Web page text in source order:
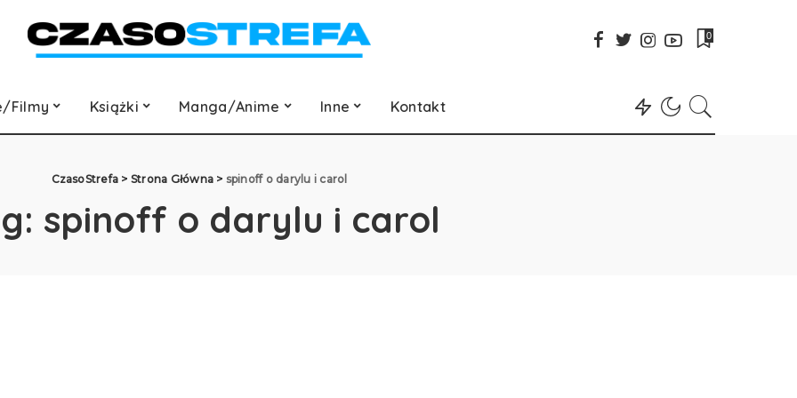
0
Filmy Książki Manga/Anime Inne Kontakt
CzasoStrefa > Strona Główna > spinoff o darylu i carol
spinoff o darylu i carol